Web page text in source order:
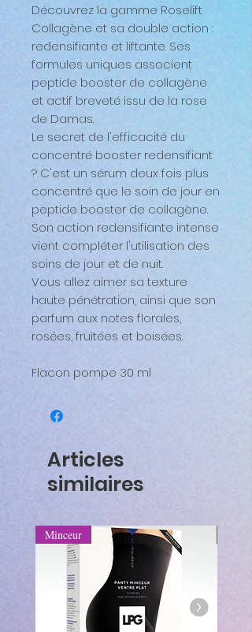
Découvrez la gamme Roselift
Collagène et sa double action :
redensifiante et liftante. Ses
formules uniques associent
peptide booster de collagène
et actif breveté issu de la rose
de Damas.
Le secret de l'efficacité du
concentré booster redensifiant
? C'est un sérum deux fois plus
concentré que le soin de jour en
peptide booster de collagène.
Son action redensifiante intense
vient compléter l'utilisation des
soins de jour et de nuit.
Vous allez aimer sa texture
haute pénétration, ainsi que son
parfum aux notes florales,
rosées, fruitées et boisées.
Flacon pompe 30 ml
Articles
similaires
Minceur